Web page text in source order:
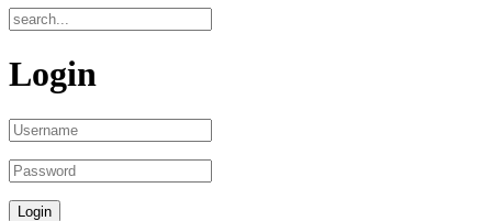
Login